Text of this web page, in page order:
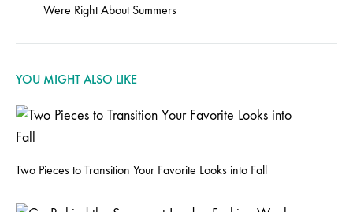
navigation
Were Right About Summers
YOU MIGHT ALSO LIKE
Two Pieces to Transition Your Favorite Looks into Fall